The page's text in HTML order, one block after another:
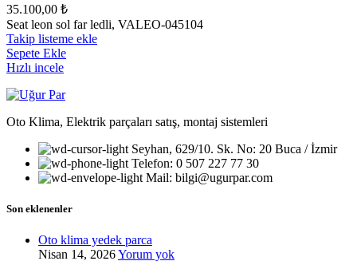
35.100,00 ₺
Seat leon sol far ledli, VALEO-045104
Takip listeme ekle
Sepete Ekle
Hızlı incele
Oto Klima, Elektrik parçaları satış, montaj sistemleri
Seyhan, 629/10. Sk. No: 20 Buca / İzmir
Telefon: 0 507 227 77 30
Mail: bilgi@ugurpar.com
Son eklenenler
Oto klima yedek parca
Nisan 14, 2026Yorum yok